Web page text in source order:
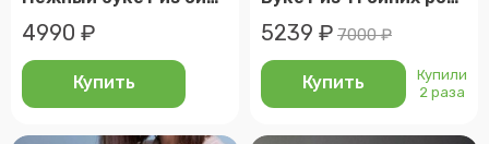
4990 ₽
Купить
5239 ₽ 7000 ₽
Купить
Купили
2 раза